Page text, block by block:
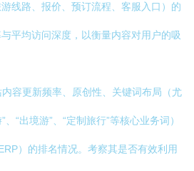
线路、报价、预订流程、客服入口）的
平均访问深度，以衡量内容对用户的吸
容更新频率、原创性、关键词布局（尤
“出境游”、“定制旅行”等核心业务词）
）的排名情况。考察其是否有效利用